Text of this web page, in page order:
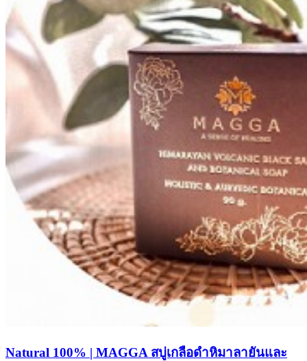
Natural 100% | MAGGA สบู่เกลือดำหิมาลายันและ